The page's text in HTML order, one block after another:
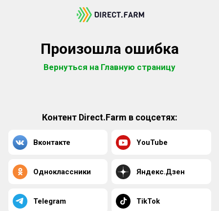
Произошла ошибка
Вернуться на Главную страницу
Контент Direct.Farm в соцсетях:
Вконтакте YouTube
Одноклассники Яндекс.Дзен
Telegram TikTok